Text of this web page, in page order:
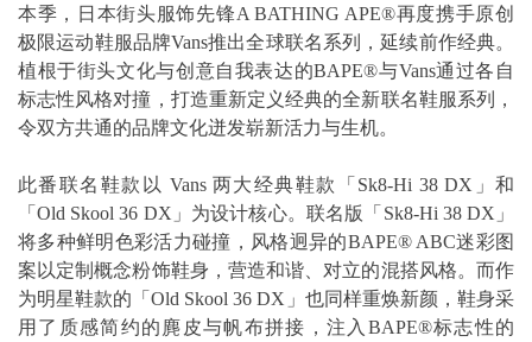
本季，日本街头服饰先锋A BATHING APE®再度携手原创
极限运动鞋服品牌Vans推出全球联名系列，延续前作经典。
植根于街头文化与创意自我表达的BAPE®与Vans通过各自
标志性风格对撞，打造重新定义经典的全新联名鞋服系列，
令双方共通的品牌文化迸发崭新活力与生机。
此番联名鞋款以 Vans 两大经典鞋款「Sk8-Hi 38 DX」和
「Old Skool 36 DX」为设计核心。联名版「Sk8-Hi 38 DX」
将多种鲜明色彩活力碰撞，风格迥异的BAPE® ABC迷彩图
案以定制概念粉饰鞋身，营造和谐、对立的混搭风格。而作
为明星鞋款的「Old Skool 36 DX」也同样重焕新颜，鞋身采
用了质感简约的麂皮与帆布拼接，注入BAPE®标志性的